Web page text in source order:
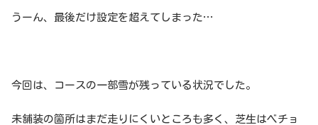
うーん、最後だけ設定を超えてしまった…
今回は、コースの一部雪が残っている状況でした。
未舗装の箇所はまだ走りにくいところも多く、芝生はベチョ